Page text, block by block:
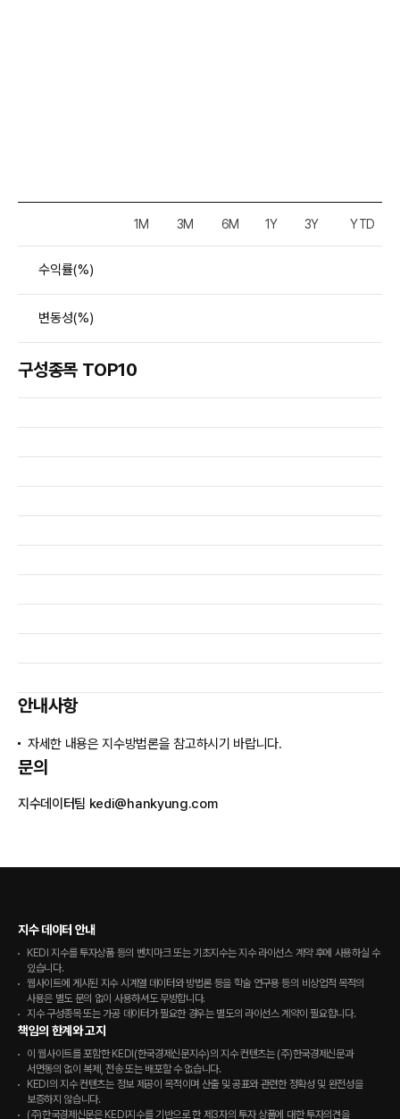
1M 3M 6M 1Y 3Y YTD
수익률(%)
변동성(%)
구성종목 TOP10
안내사항
자세한 내용은 지수방법론을 참고하시기 바랍니다.
문의
지수데이터팀 kedi@hankyung.com
지수 데이터 안내
KEDI 지수를 투자상품 등의 벤치마크 또는 기초지수는 지수 라이선스 계약 후에 사용하실 수
있습니다.
웹사이트에 게시된 지수 시계열 데이터와 방법론 등을 학술 연구용 등의 비상업적 목적의
사용은 별도 문의 없이 사용하셔도 무방합니다.
지수 구성종목 또는 가공 데이터가 필요한 경우는 별도의 라이선스 계약이 필요합니다.
책임의 한계와 고지
이 웹사이트를 포함한 KEDI(한국경제신문지수)의 지수 컨텐츠는 (주)한국경제신문과
서면동의 없이 복제, 전송 또는 배포할 수 없습니다.
KEDI의 지수 컨텐츠는 정보 제공이 목적이며 산출 및 공표와 관련한 정확성 및 완전성을
보증하지 않습니다.
(주)한국경제신문은 KEDI지수를 기반으로 한 제3자의 투자 상품에 대한 투자의견을